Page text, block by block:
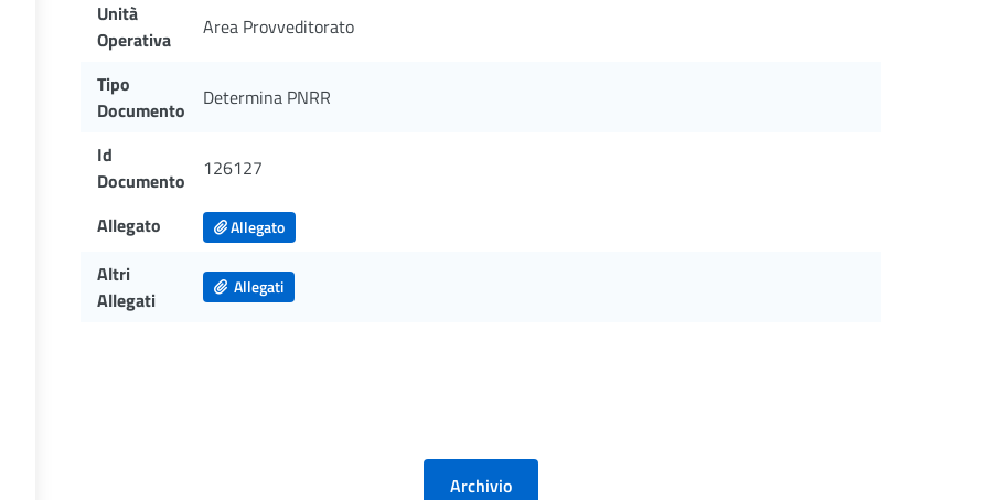
Unità
Operativa
Area Provveditorato
Tipo
Documento
Determina PNRR
Id
Documento
126127
Allegato Allegato
Altri
Allegati
Allegati
Archivio